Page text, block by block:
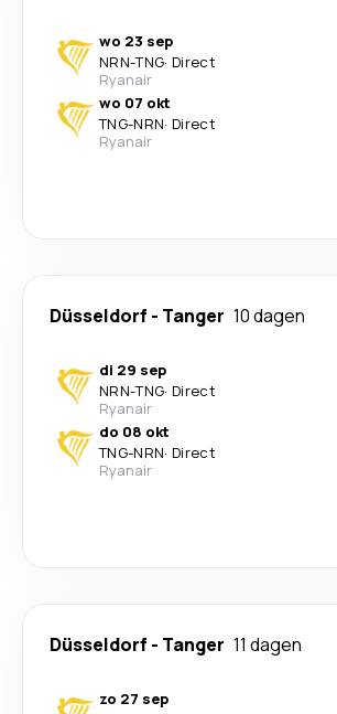
wo 23 sep
NRN-TNG· Direct
Ryanair
wo 07 okt
TNG-NRN· Direct
Ryanair
Düsseldorf - Tanger 10 dagen
di 29 sep
NRN-TNG· Direct
Ryanair
do 08 okt
TNG-NRN· Direct
Ryanair
Düsseldorf - Tanger 11 dagen
zo 27 sep